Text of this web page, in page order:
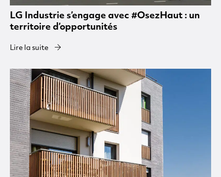
LG Industrie s’engage avec #OsezHaut : un
territoire d’opportunités
Lire la suite